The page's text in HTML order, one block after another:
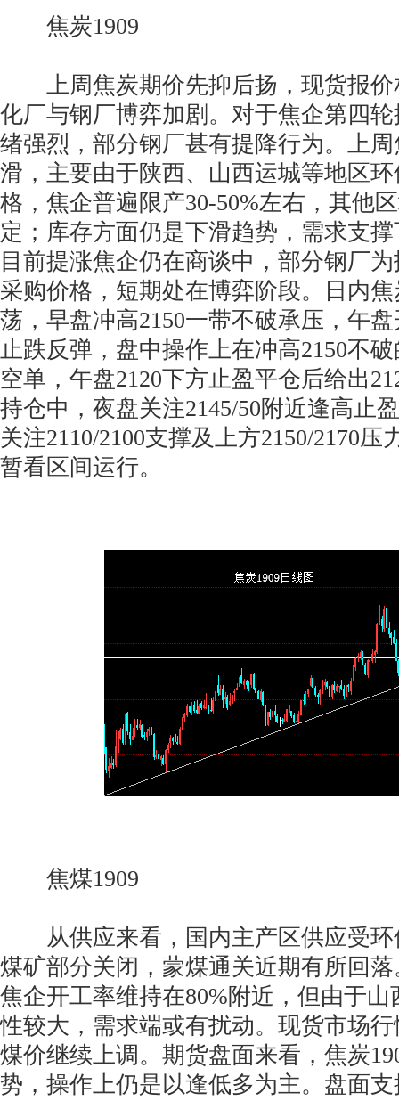
焦炭1909
上周焦炭期价先抑后扬，现货报价
化厂与钢厂博弈加剧。对于焦企第四
绪强烈，部分钢厂甚有提降行为。上
滑，主要由于陕西、山西运城等地区
格，焦企普遍限产30-50%左右，其他
定；库存方面仍是下滑趋势，需求支
目前提涨焦企仍在商谈中，部分钢厂
采购价格，短期处在博弈阶段。日内焦
荡，早盘冲高2150一带不破承压，午
止跌反弹，盘中操作上在冲高2150不
空单，午盘2120下方止盈平仓后给出
持仓中，夜盘关注2145/50附近逢高止
关注2110/2100支撑及上方2150/2170压
暂看区间运行。
焦煤1909
从供应来看，国内主产区供应受环
煤矿部分关闭，蒙煤通关近期有所回
焦企开工率维持在80%附近，但由于
性较大，需求端或有扰动。现货市场
煤价继续上调。期货盘面来看，焦炭
势，操作上仍是以逢低多为主。盘面支